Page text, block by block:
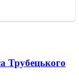
Трубецького